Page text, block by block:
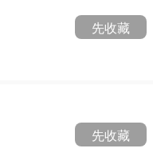
先收藏
先收藏